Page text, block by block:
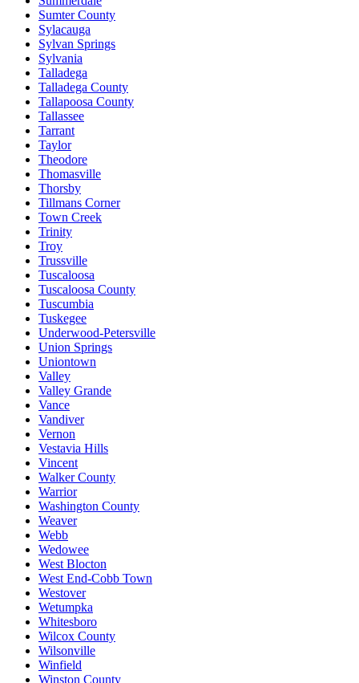
Sumter County
Sylacauga
Sylvan Springs
Sylvania
Talladega
Talladega County
Tallapoosa County
Tallassee
Tarrant
Taylor
Theodore
Thomasville
Thorsby
Tillmans Corner
Town Creek
Trinity
Troy
Trussville
Tuscaloosa
Tuscaloosa County
Tuscumbia
Tuskegee
Underwood-Petersville
Union Springs
Uniontown
Valley
Valley Grande
Vance
Vandiver
Vernon
Vestavia Hills
Vincent
Walker County
Warrior
Washington County
Weaver
Webb
Wedowee
West Blocton
West End-Cobb Town
Westover
Wetumpka
Whitesboro
Wilcox County
Wilsonville
Winfield
Winston County